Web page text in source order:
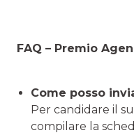
FAQ – Premio
Come posso
Per candidare il
compilare la